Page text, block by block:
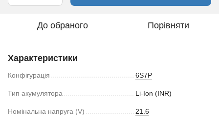
До обраного Порівняти
Характеристики
Конфігурація 6S7P
Тип акумулятора Li-Ion (INR)
Номінальна напруга (V) 21.6